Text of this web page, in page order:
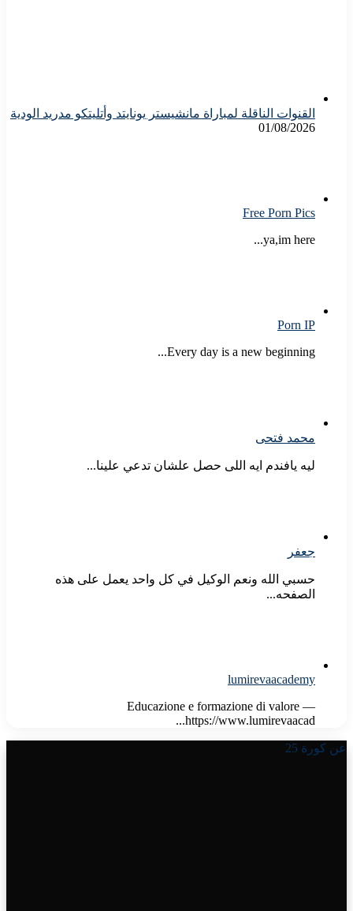
القنوات الناقلة لمباراة مانشيستر يونايتد وأتليتكو مدريد الودية
01/08/2026
Free Porn Pics
ya,im here...
Porn IP
Every day is a new beginning...
محمد فتحى
ليه يافندم ايه اللى حصل علشان تدعي علينا...
جعفر
حسبي الله ونعم الوكيل في كل واحد يعمل على هذه
الصفحه...
lumirevaacademy
Educazione e formazione di valore —
https://www.lumirevaacad...
عن كورة 25